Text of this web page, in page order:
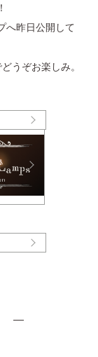
へ昨日公開して
うぞお楽しみ。